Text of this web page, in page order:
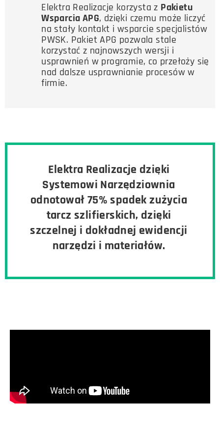
Elektra Realizacje korzysta z Pakietu
Wsparcia APG, dzięki czemu może liczyć
na stały kontakt i wsparcie specjalistów
PWSK. Pakiet APG pozwala stale
korzystać z najnowszych wersji i
usprawnień w programie, co przełoży się
nad dalsze usprawnianie procesów w
firmie.
Elektra Realizacje dzięki
Systemowi Narzędziownia
odnotował 75% spadek zużycia
tarcz szlifierskich, dzięki
szczelnej i dokładnej ewidencji
narzędzi i materiałów.